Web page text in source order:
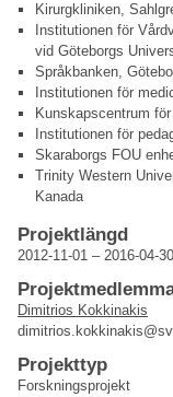
Kirurgkliniken,
Institutionen för
vid Göteborgs
Språkbanken,
Institutionen för
Kunskapscentrum
Institutionen för
Skaraborgs FOU
Trinity Western
Kanada
Projektlängd
2012-11-01 – 2016-04-30
Dimitrios Kokkinakis
Projekttyp
Forskningsprojekt